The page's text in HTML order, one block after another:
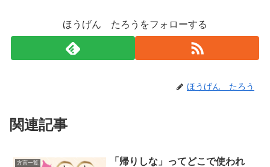
ほうげん たろうをフォローする
ほうげん たろう
関連記事
方言一覧
「帰りしな」ってどこで使われ